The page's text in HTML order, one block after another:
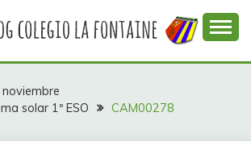
LA
noviembre
solar 1º ESO
CAM00278